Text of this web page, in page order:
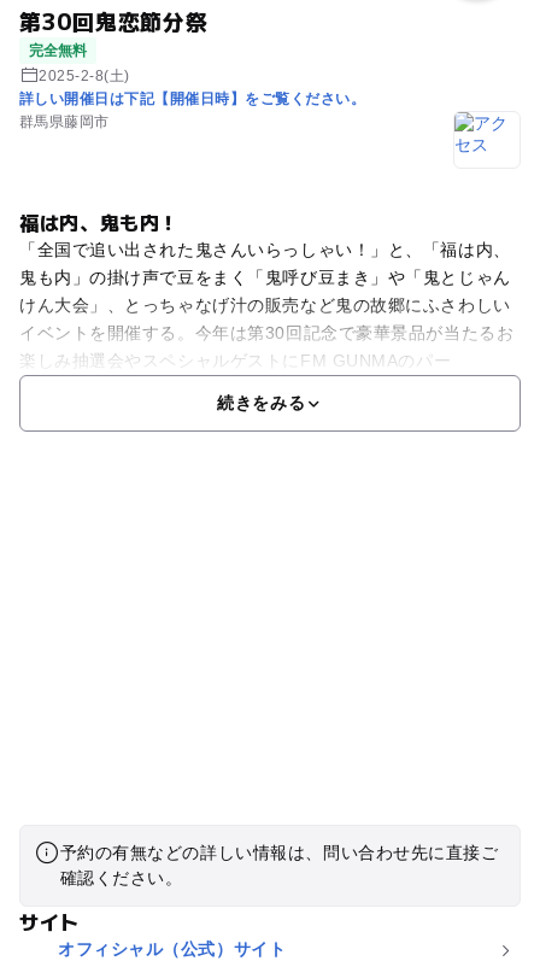
第30回鬼恋節分祭
完全無料
2025-2-8(土)
詳しい開催日は下記【開催日時】をご覧ください。
群馬県藤岡市
福は内、鬼も内！
「全国で追い出された鬼さんいらっしゃい！」と、「福は内、
鬼も内」の掛け声で豆をまく「鬼呼び豆まき」や「鬼とじゃん
けん大会」、とっちゃなげ汁の販売など鬼の故郷にふさわしい
イベントを開催する。今年は第30回記念で豪華景品が当たるお
楽しみ抽選会やスペシャルゲストにFM GUNMAのパー
続きをみる
予約の有無などの詳しい情報は、問い合わせ先に直接ご
確認ください。
サイト
オフィシャル（公式）サイト